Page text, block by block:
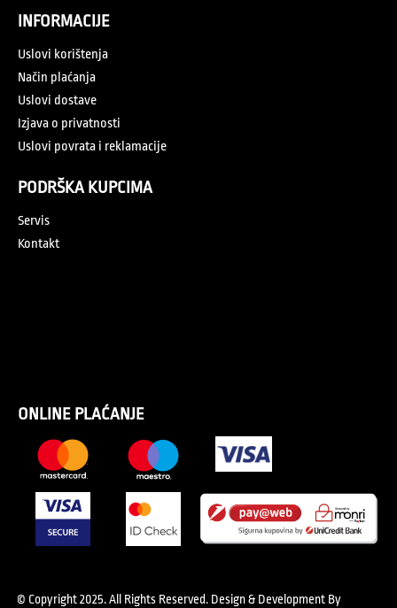
INFORMACIJE
Uslovi korištenja
Način plaćanja
Uslovi dostave
Izjava o privatnosti
Uslovi povrata i reklamacije
PODRŠKA KUPCIMA
Servis
Kontakt
ONLINE PLAĆANJE
© Copyright 2025. All Rights Reserved. Design & Development By